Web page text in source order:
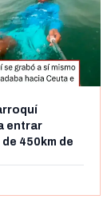
entrar
450km de